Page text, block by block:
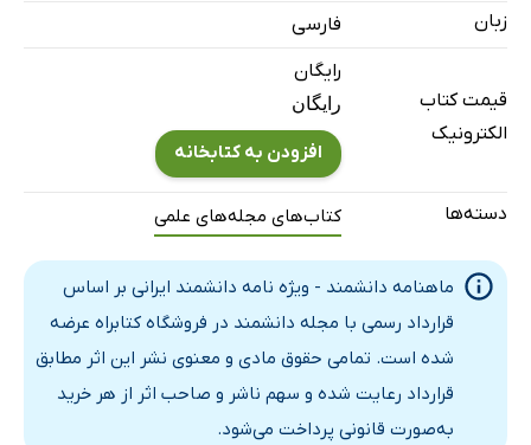
ستاد ویژه، حکمرانی ویژه
تجربه
روباتیک در جراحی
روی پنجه‌هایمان ایستادیم!
چگونه در ردیف کارآفرینان برتر قرار بگیریم؟
فصل برداشت محصولات نانو
توقف ممنوع!
پارادایم شیفت در بازاریابی
ارتقای مستمر جایگاه ایران در تولید علم جهان
توسعه روزافزون محصولات نانویی توسط فناوران ایرانی
زبان
فارسی
قیمت کتاب
الکترونیک
رایگان
رایگان
افزودن به کتابخانه
دسته‌ها کتاب‌های مجله‌های علمی
ماهنامه دانشمند - ویژه نامه دانشمند ایرانی بر اساس
قرارداد رسمی با مجله دانشمند در فروشگاه کتابراه عرضه
شده است. تمامی حقوق مادی و معنوی نشر این اثر مطابق
قرارداد رعایت شده و سهم ناشر و صاحب اثر از هر خرید
به‌صورت قانونی پرداخت می‌شود.